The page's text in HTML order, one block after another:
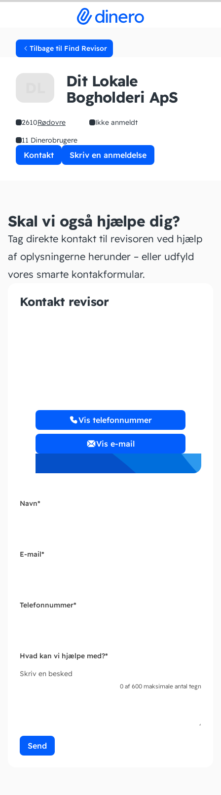
Tilbage til Find Revisor
Dit Lokale
Bogholderi ApS
2610Rødovre
Ikke anmeldt
11 Dinerobrugere
Kontakt Skriv en anmeldelse
Skal vi også hjælpe dig?
Tag direkte kontakt til revisoren ved hjælp
af oplysningerne herunder – eller udfyld
vores smarte kontakformular.
Kontakt revisor
Vis telefonnummer
Vis e-mail
Navn*
E-mail*
Telefonnummer*
Hvad kan vi hjælpe med?*
Skriv en besked
0 af 600 maksimale antal tegn